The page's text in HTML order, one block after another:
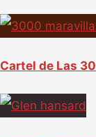
Cartel de Las